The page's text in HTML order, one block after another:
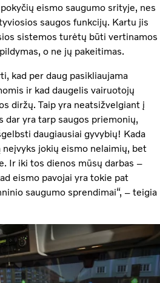
eismo saugumo srityje, nes
saugos funkcijų. Kartu jis
sistemos turėtų būti vertinamos
o ne jų pakeitimas.
kad per daug pasikliaujama
ir kad daugelis vairuotojų
diržų. Taip yra neatsižvelgiant į
dar yra tarp saugos priemonių,
daugiausiai gyvybių! Kada
jokių eismo nelaimių, bet
Ir iki tos dienos mūsų darbas –
eismo pavojai yra tokie pat
saugumo sprendimai“, – teigia